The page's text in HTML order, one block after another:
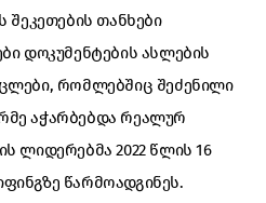
შეკეთების თანხები
დოკუმენტების ასლების
რომლებშიც შეძენილი
აჭარბებდა რეალურ
ლიდერებმა 2022 წლის 16
წარმოადგინეს.